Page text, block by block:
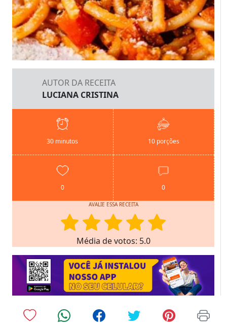
AUTOR DA RECEITA
LUCIANA CRISTINA
30 minutos 10 porções
0 0
AVALIE ESSA RECEITA
Média de votos: 5.0